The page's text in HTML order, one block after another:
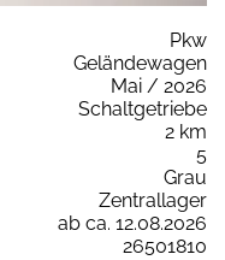
Pkw
Geländewagen
Mai / 2026
Schaltgetriebe
2 km
5
Grau
Zentrallager
ab ca. 12.08.2026
26501810